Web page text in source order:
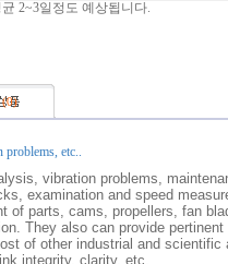
2~3일정도 예상됩니다.
(0)
problems, etc..
vibration problems,
examination and speed
of parts, cams, propellers, fan
They also can provide
of other industrial and scientific
integrity, clarity, etc.